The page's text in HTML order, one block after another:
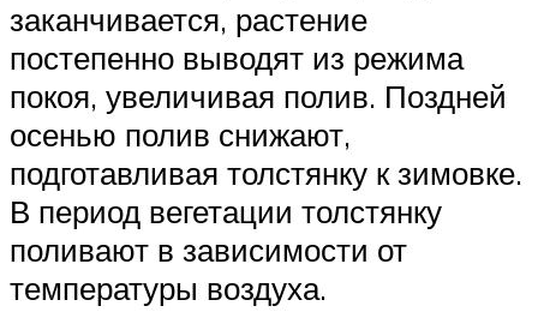
заканчивается, растение
постепенно выводят из режима
покоя, увеличивая полив. Поздней
осенью полив снижают,
подготавливая толстянку к зимовке.
В период вегетации толстянку
поливают в зависимости от
температуры воздуха.